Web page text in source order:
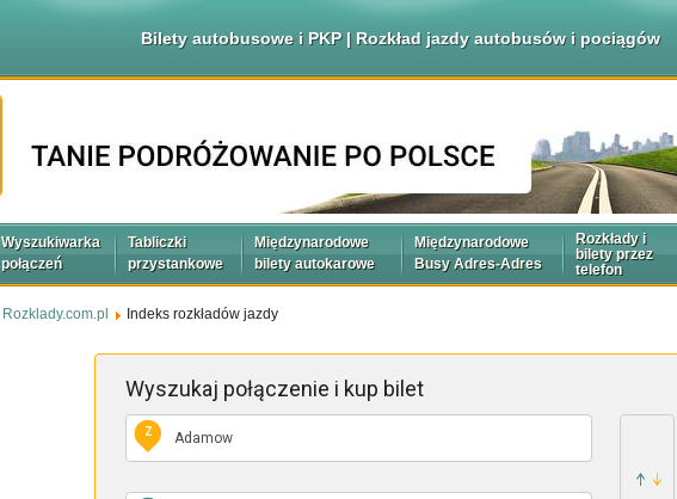
Bilety autobusowe i PKP | Rozkład jazdy autobusów i pociągów
Wyszukiwarka
połączeń
Tabliczki
przystankowe
Międzynarodowe
bilety autokarowe
Międzynarodowe
Busy Adres-Adres
Rozkłady i
bilety przez
telefon
Rozklady.com.pl Indeks rozkładów jazdy
Wyszukaj połączenie i kup bilet
Z